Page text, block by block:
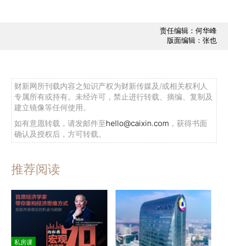
责任编辑：何华峰
版面编辑：张也
财新网所刊载内容之知识产权为财新传媒及/或相关权利人
专属所有或持有。未经许可，禁止进行转载、摘编、复制及
建立镜像等任何使用。
如有意愿转载，请发邮件至hello@caixin.com ，获得书面
确认及授权后，方可转载。
推荐阅读
私房课